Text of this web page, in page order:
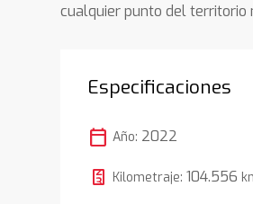
cualquier punto del territorio
Especificaciones
calendar_today Año: 2022
Kilometraje:104.556